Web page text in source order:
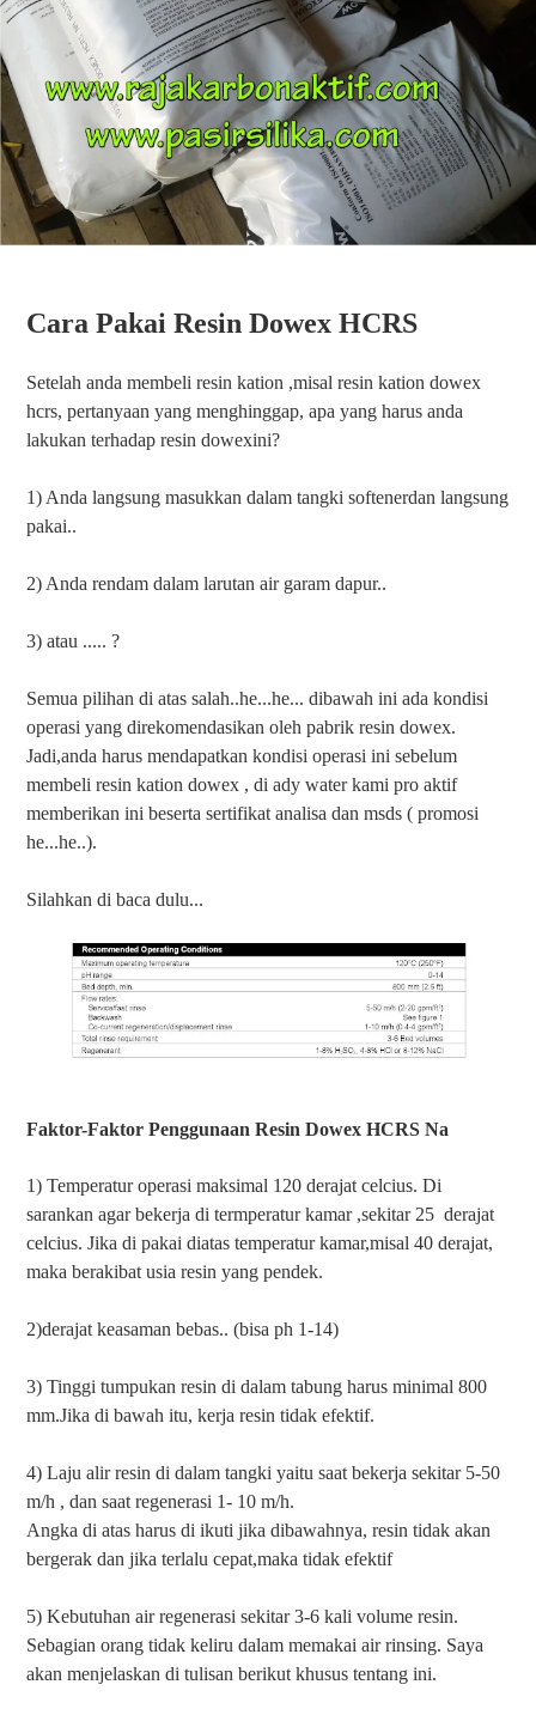
Cara Pakai Resin Dowex HCRS
Setelah anda membeli resin kation ,misal resin kation dowex
hcrs, pertanyaan yang menghinggap, apa yang harus anda
lakukan terhadap resin dowexini?
1) Anda langsung masukkan dalam tangki softenerdan langsung
pakai..
2) Anda rendam dalam larutan air garam dapur..
3) atau ..... ?
Semua pilihan di atas salah..he...he... dibawah ini ada kondisi
operasi yang direkomendasikan oleh pabrik resin dowex.
Jadi,anda harus mendapatkan kondisi operasi ini sebelum
membeli resin kation dowex , di ady water kami pro aktif
memberikan ini beserta sertifikat analisa dan msds ( promosi
he...he..).
Silahkan di baca dulu...
Faktor-Faktor Penggunaan Resin Dowex HCRS Na
1) Temperatur operasi maksimal 120 derajat celcius. Di
sarankan agar bekerja di termperatur kamar ,sekitar 25 derajat
celcius. Jika di pakai diatas temperatur kamar,misal 40 derajat,
maka berakibat usia resin yang pendek.
2)derajat keasaman bebas.. (bisa ph 1-14)
3) Tinggi tumpukan resin di dalam tabung harus minimal 800
mm.Jika di bawah itu, kerja resin tidak efektif.
4) Laju alir resin di dalam tangki yaitu saat bekerja sekitar 5-50
m/h , dan saat regenerasi 1- 10 m/h.
Angka di atas harus di ikuti jika dibawahnya, resin tidak akan
bergerak dan jika terlalu cepat,maka tidak efektif
5) Kebutuhan air regenerasi sekitar 3-6 kali volume resin.
Sebagian orang tidak keliru dalam memakai air rinsing. Saya
akan menjelaskan di tulisan berikut khusus tentang ini.